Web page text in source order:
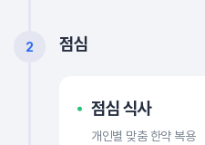
2 점심
점심 식사
개인별 맞춤 한약 복용